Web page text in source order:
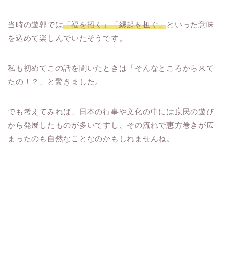
当時の遊郭では「福を招く」「縁起を担ぐ」といった意味
を込めて楽しんでいたそうです。
私も初めてこの話を聞いたときは「そんなところから来て
たの！？」と驚きました。
でも考えてみれば、日本の行事や文化の中には庶民の遊び
から発展したものが多いですし、その流れで恵方巻きが広
まったのも自然なことなのかもしれませんね。